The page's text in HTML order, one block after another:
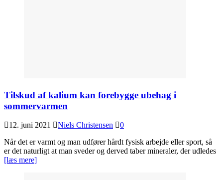
Tilskud af kalium kan forebygge ubehag i
sommervarmen
12. juni 2021 Niels Christensen
0
Når det er varmt og man udfører hårdt fysisk arbejde eller sport, så
er det naturligt at man sveder og derved taber mineraler, der udledes
[læs mere]